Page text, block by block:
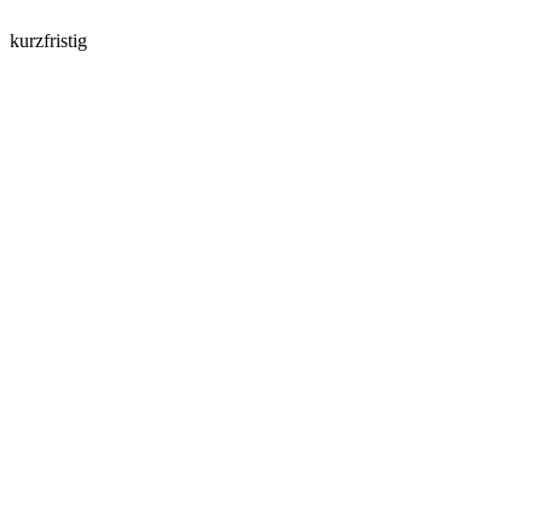
kurzfristig